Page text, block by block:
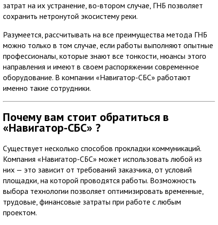
затрат на их устранение, во-втором случае, ГНБ позволяет
сохранить нетронутой экосистему реки.
Разумеется, рассчитывать на все преимущества метода ГНБ
можно только в том случае, если работы выполняют опытные
профессионалы, которые знают все тонкости, нюансы этого
направления и имеют в своем распоряжении современное
оборудование. В компании «Навигатор-СБС» работают
именно такие сотрудники.
Почему вам стоит обратиться в
«Навигатор-СБС» ?
Существует несколько способов прокладки коммуникаций.
Компания «Навигатор-СБС» может использовать любой из
них — это зависит от требований заказчика, от условий
площадки, на которой проводятся работы. Возможность
выбора технологии позволяет оптимизировать временные,
трудовые, финансовые затраты при работе с любым
проектом.